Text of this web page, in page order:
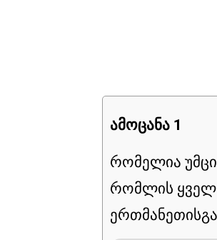
ამოცანა 1
რომელია
რომლის